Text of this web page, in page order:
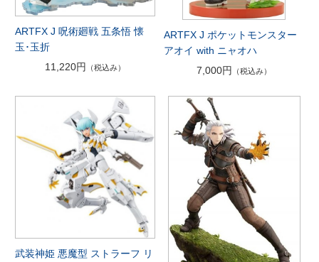
ARTFX J 呪術廻戦 五条悟 懐
玉･玉折
11,220円
（税込み）
ARTFX J ポケットモンスター
アオイ with ニャオハ
7,000円
（税込み）
武装神姫 悪魔型 ストラーフ リ